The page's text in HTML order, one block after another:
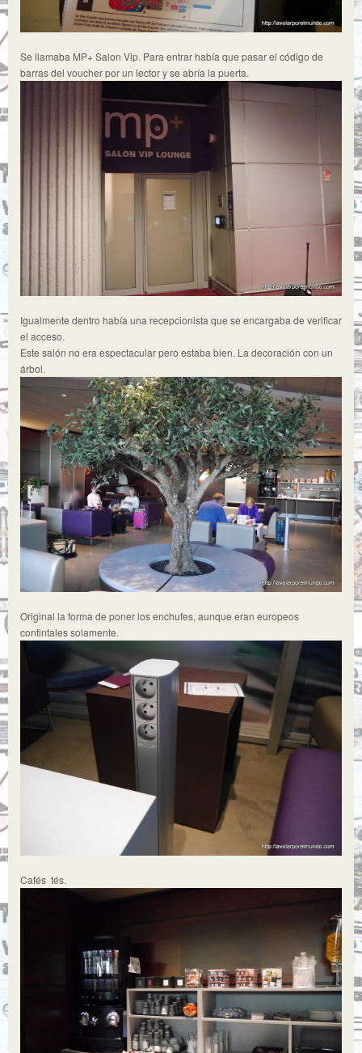
Se llamaba MP+ Salon Vip. Para entrar había que pasar el código de
barras del voucher por un lector y se abría la puerta.
Igualmente dentro había una recepcionista que se encargaba de verificar
el acceso.
Este salón no era espectacular pero estaba bien. La decoración con un
árbol.
Original la forma de poner los enchufes, aunque eran europeos
contintales solamente.
Cafés tés.